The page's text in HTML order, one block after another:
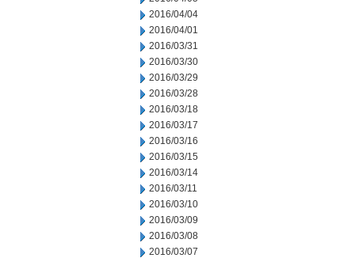
2016/04/04
2016/04/01
2016/03/31
2016/03/30
2016/03/29
2016/03/28
2016/03/18
2016/03/17
2016/03/16
2016/03/15
2016/03/14
2016/03/11
2016/03/10
2016/03/09
2016/03/08
2016/03/07